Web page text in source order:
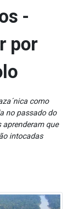
-
por
como
no passado do
que
intocadas